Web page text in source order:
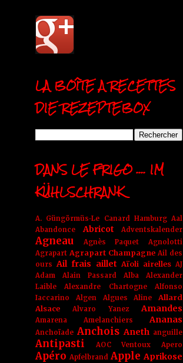
LA BOÎTE A RECETTES
DIE REZEPTEBOX
DANS LE FRIGO .... IM
KÜHLSCHRANK
A. Güngörmüs-Le Canard Hamburg Aal
Abandonce
Abricot Adventskalender
Agneau Agnès Paquet
Agnolotti
Agrapart Agrapart Champagne Ail des
ours Ail frais aillet Aïoli airelles AJ
Adam
Alain Passard Alba
Alexander
Laible
Alexandre Chartogne
Alfonso
Iaccarino
Algen Algues Aline
Allard
Alsace
Alvaro Yanez Amandes
Amarena Amelanchiers Ananas
Anchoïade Anchois Aneth anguille
Antipasti AOC Ventoux Apero
Apéro Apfelbrand Apple Aprikose